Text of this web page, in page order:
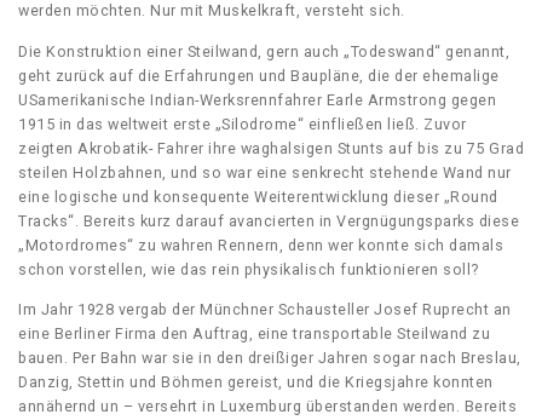
werden möchten. Nur mit Muskelkraft, versteht sich.
Die Konstruktion einer Steilwand, gern auch „Todeswand“ genannt,
geht zurück auf die Erfahrungen und Baupläne, die der ehemalige
USamerikanische Indian-Werksrennfahrer Earle Armstrong gegen
1915 in das weltweit erste „Silodrome“ einfließen ließ. Zuvor
zeigten Akrobatik- Fahrer ihre waghalsigen Stunts auf bis zu 75 Grad
steilen Holzbahnen, und so war eine senkrecht stehende Wand nur
eine logische und konsequente Weiterentwicklung dieser „Round
Tracks“. Bereits kurz darauf avancierten in Vergnügungsparks diese
„Motordromes“ zu wahren Rennern, denn wer konnte sich damals
schon vorstellen, wie das rein physikalisch funktionieren soll?
Im Jahr 1928 vergab der Münchner Schausteller Josef Ruprecht an
eine Berliner Firma den Auftrag, eine transportable Steilwand zu
bauen. Per Bahn war sie in den dreißiger Jahren sogar nach Breslau,
Danzig, Stettin und Böhmen gereist, und die Kriegsjahre konnten
annähernd un – versehrt in Luxemburg überstanden werden. Bereits